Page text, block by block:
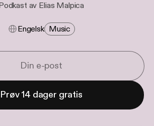
av Elias Malpica
Engelsk Music
Prøv 14 dager gratis